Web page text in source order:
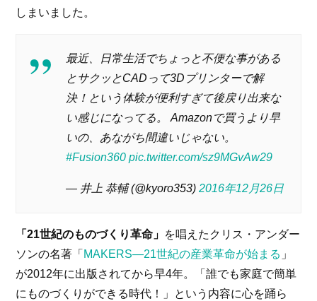
しまいました。
最近、日常生活でちょっと不便な事がある
とサクッとCADって3Dプリンターで解
決！という体験が便利すぎて後戻り出来な
い感じになってる。 Amazonで買うより早
いの、あながち間違いじゃない。
#Fusion360 pic.twitter.com/sz9MGvAw29
— 井上 恭輔 (@kyoro353)2016年12月26日
「21世紀のものづくり革命」 を唱えたクリス・アンダー
ソンの名著「 MAKERS―21世紀の産業革命が始まる 」
が2012年に出版されてから早4年。「誰でも家庭で簡単
にものづくりができる時代！」という内容に心を踊ら